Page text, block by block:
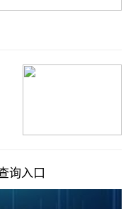
询入口